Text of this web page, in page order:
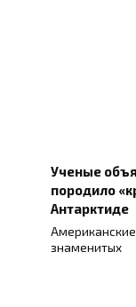
Ученые
породило
Антарктиде
знаменитых